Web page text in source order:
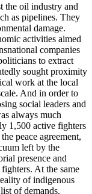
the oil industry and
as pipe­lines. They
damage.
activities aimed
companies
to extract
sought prox­imity
work at the local
And in order to
social leaders and
always much
1,500 active fighters
peace agreement,
left by the
presence and
fighters. At the same
of indigenous
of demands.